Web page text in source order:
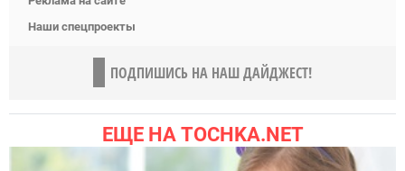
Наши спецпроекты
ПОДПИШИСЬ НА НАШ ДАЙДЖЕСТ!
ЕЩЕ НА TOCHKA.NET